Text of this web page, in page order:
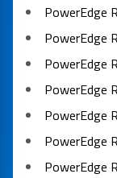
PowerEdge
PowerEdge
PowerEdge
PowerEdge
PowerEdge
PowerEdge
PowerEdge